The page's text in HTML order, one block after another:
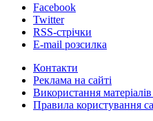
Facebook
Twitter
RSS-стрічки
E-mail розсилка
Контакти
Реклама на сайті
Використання
Правила користування